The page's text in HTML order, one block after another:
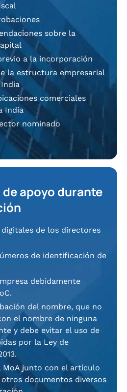
sobre la
a la incorporación
la estructura empresarial
comerciales
India
nominado
apoyo durante
de los directores
de identificación de
debidamente
del nombre, que no
el nombre de ninguna
y debe evitar el uso de
por la Ley de
MoA junto con el artículo
otros documentos diversos